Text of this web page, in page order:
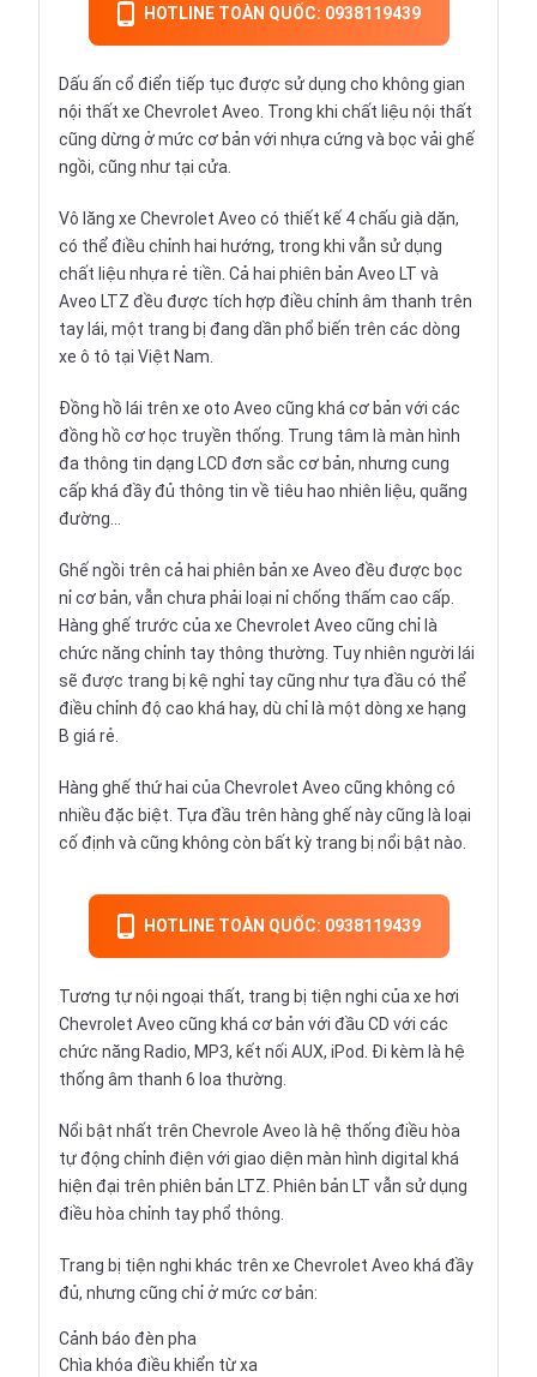
HOTLINE TOÀN QUỐC: 0938119439
Dấu ấn cổ điển tiếp tục được sử dụng cho không gian
nội thất xe Chevrolet Aveo. Trong khi chất liệu nội thất
cũng dừng ở mức cơ bản với nhựa cứng và bọc vải ghế
ngồi, cũng như tại cửa.
Vô lăng xe Chevrolet Aveo có thiết kế 4 chấu già dặn,
có thể điều chỉnh hai hướng, trong khi vẫn sử dụng
chất liệu nhựa rẻ tiền. Cả hai phiên bản Aveo LT và
Aveo LTZ đều được tích hợp điều chỉnh âm thanh trên
tay lái, một trang bị đang dần phổ biến trên các dòng
xe ô tô tại Việt Nam.
Đồng hồ lái trên xe oto Aveo cũng khá cơ bản với các
đồng hồ cơ học truyền thống. Trung tâm là màn hình
đa thông tin dạng LCD đơn sắc cơ bản, nhưng cung
cấp khá đầy đủ thông tin về tiêu hao nhiên liệu, quãng
đường…
Ghế ngồi trên cả hai phiên bản xe Aveo đều được bọc
nỉ cơ bản, vẫn chưa phải loại nỉ chống thấm cao cấp.
Hàng ghế trước của xe Chevrolet Aveo cũng chỉ là
chức năng chỉnh tay thông thường. Tuy nhiên người lái
sẽ được trang bị kệ nghỉ tay cũng như tựa đầu có thể
điều chỉnh độ cao khá hay, dù chỉ là một dòng xe hạng
B giá rẻ.
Hàng ghế thứ hai của Chevrolet Aveo cũng không có
nhiều đặc biệt. Tựa đầu trên hàng ghế này cũng là loại
cố định và cũng không còn bất kỳ trang bị nổi bật nào.
HOTLINE TOÀN QUỐC: 0938119439
Tương tự nội ngoại thất, trang bị tiện nghi của xe hơi
Chevrolet Aveo cũng khá cơ bản với đầu CD với các
chức năng Radio, MP3, kết nối AUX, iPod. Đi kèm là hệ
thống âm thanh 6 loa thường.
Nổi bật nhất trên Chevrole Aveo là hệ thống điều hòa
tự động chỉnh điện với giao diện màn hình digital khá
hiện đại trên phiên bản LTZ. Phiên bản LT vẫn sử dụng
điều hòa chỉnh tay phổ thông.
Trang bị tiện nghi khác trên xe Chevrolet Aveo khá đầy
đủ, nhưng cũng chỉ ở mức cơ bản:
Cảnh báo đèn pha
Chìa khóa điều khiển từ xa